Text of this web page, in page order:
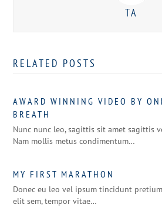
TA
RELATED POSTS
AWARD WINNING VIDEO BY
BREATH
Nunc nunc leo, sagittis sit amet sagittis
Nam mollis metus condimentum…
MY FIRST MARATHON
Donec eu leo vel ipsum tincidunt
elit sem, tempor vitae…